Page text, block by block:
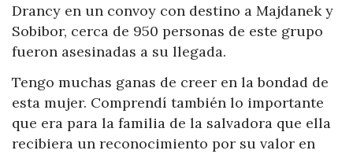
Drancy en un convoy con destino a Majdanek y
Sobibor, cerca de 950 personas de este grupo
fueron asesinadas a su llegada.
Tengo muchas ganas de creer en la bondad de
esta mujer. Comprendí también lo importante
que era para la familia de la salvadora que ella
recibiera un reconocimiento por su valor en